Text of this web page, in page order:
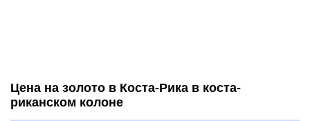
Цена на золото в Коста-Рика в коста-
риканском колоне